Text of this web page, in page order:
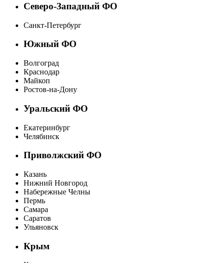
Северо-Западный ФО
Санкт-Петербург
Южный ФО
Волгоград
Краснодар
Майкоп
Ростов-на-Дону
Уральский ФО
Екатеринбург
Челябинск
Приволжский ФО
Казань
Нижний Новгород
Набережные Челны
Пермь
Самара
Саратов
Ульяновск
Крым